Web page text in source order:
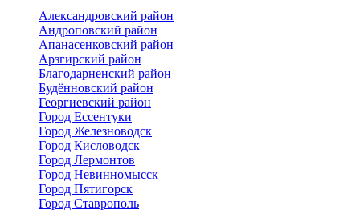
Александровский район
Андроповский район
Апанасенковский район
Арзгирский район
Благодарненский район
Будённовский район
Георгиевский район
Город Ессентуки
Город Железноводск
Город Кисловодск
Город Лермонтов
Город Невинномысск
Город Пятигорск
Город Ставрополь